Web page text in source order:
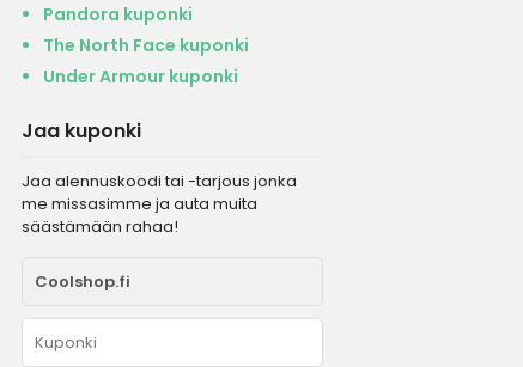
Pandora kuponki
The North Face kuponki
Under Armour kuponki
Jaa kuponki
Jaa alennuskoodi tai -tarjous jonka
me missasimme ja auta muita
säästämään rahaa!